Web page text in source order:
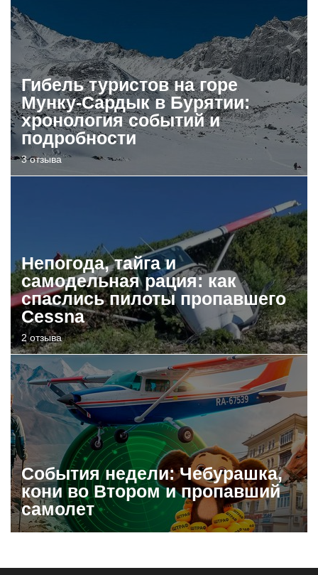
Гибель туристов на горе
Мунку-Сардык в Бурятии:
хронология событий и
подробности
3 отзыва
Непогода, тайга и
самодельная рация: как
спаслись пилоты пропавшего
Cessna
2 отзыва
События недели: Чебурашка,
кони во Втором и пропавший
самолет